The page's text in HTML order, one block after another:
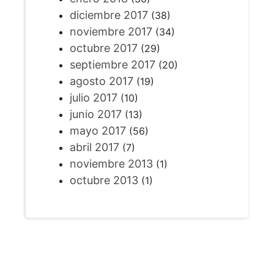
diciembre 2017(38)
noviembre 2017(34)
octubre 2017(29)
septiembre 2017(20)
agosto 2017(19)
julio 2017(10)
junio 2017(13)
mayo 2017(56)
abril 2017(7)
noviembre 2013(1)
octubre 2013(1)